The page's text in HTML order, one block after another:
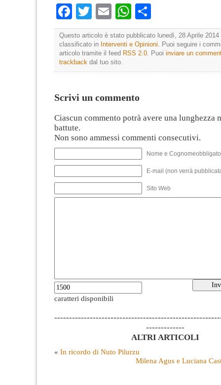
Facebook
TwitterEmailWhatsApp
Questo articolo è stato pubblicato lunedì, 28 Aprile 2014
classificato in Interventi e Opinioni . Puoi seguire i
articolo tramite il feed RSS 2.0 . Puoi inviare un
trackback dal tuo sito.
Scrivi un commento
Ciascun commento potrà avere una lunghezza
battute.
Non sono ammessi commenti consecutivi.
Nome e
E-mail (non verrà
Sito Web
caratteri disponibili
-------------
ALTRI ARTICOLI
« In ricordo di Nuto Pilurzu
Milena Agus e Luciana